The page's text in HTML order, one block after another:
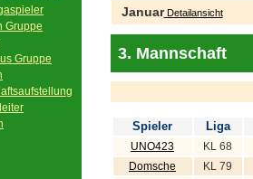
Gruppe
Gruppe
JanuarDetailansicht
3. Mannschaft
Spieler Liga
UNO423 KL 68
Domsche
KL 79